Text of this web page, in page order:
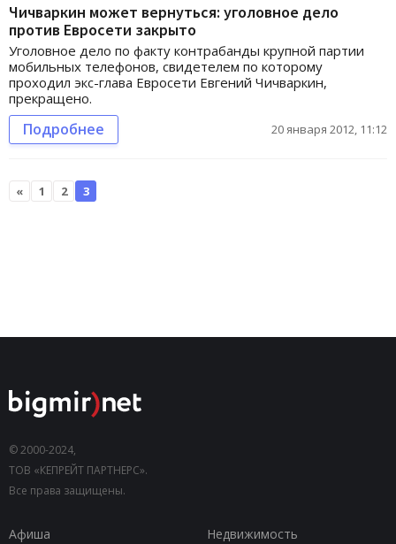
Чичваркин может вернуться: уголовное дело
против Евросети закрыто
Уголовное дело по факту контрабанды крупной партии
мобильных телефонов, свидетелем по которому
проходил экс-глава Евросети Евгений Чичваркин,
прекращено.
Подробнее 20 января 2012, 11:12
« 1 2 3
© 2000-2024,
ТОВ «КЕПРЕЙТ ПАРТНЕРС».
Все права защищены.
Афиша
Недвижимость